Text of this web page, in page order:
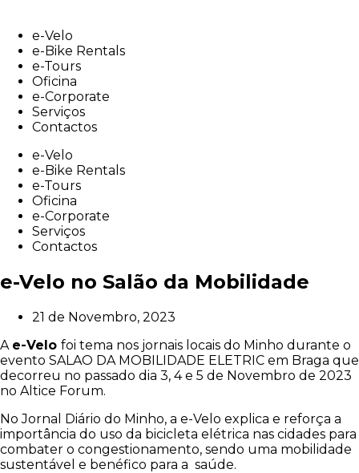
contente-Velo
e-Bike Rentals
e-Tours
Oficina
e-Corporate
Serviços
Contactos
e-Velo
e-Bike Rentals
e-Tours
Oficina
e-Corporate
Serviços
Contactos
e-Velo no Salão da Mobilidade
21 de Novembro, 2023
A e-Velo foi tema nos jornais locais do Minho durante o
evento SALAO DA MOBILIDADE ELETRIC em Braga que
decorreu no passado dia 3, 4 e 5 de Novembro de 2023
no Altice Forum.
No Jornal Diário do Minho, a e-Velo explica e reforça a
importância do uso da bicicleta elétrica nas cidades para
combater o congestionamento, sendo uma mobilidade
sustentável e benéfico para a saúde.